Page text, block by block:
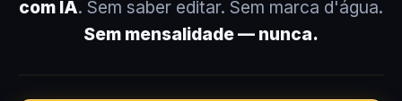
com IA. Sem saber editar. Sem marca d'água.
Sem mensalidade — nunca.